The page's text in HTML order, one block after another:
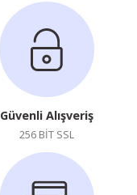
Güvenli Alışveriş
256 BİT SSL